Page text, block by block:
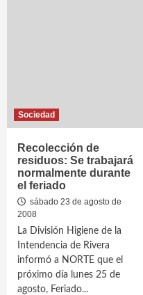
Sociedad
Recolección de
residuos: Se trabajará
normalmente durante
el feriado
sábado 23 de agosto de
2008
La División Higiene de la
Intendencia de Rivera
informó a NORTE que el
próximo día lunes 25 de
agosto, Feriado...